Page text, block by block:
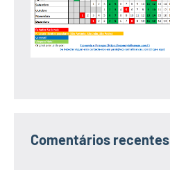
Comentários recentes